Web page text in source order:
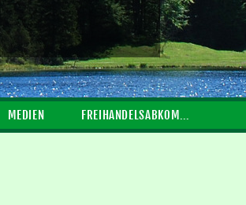
MEDIEN FREIHANDELSABKOMMEN